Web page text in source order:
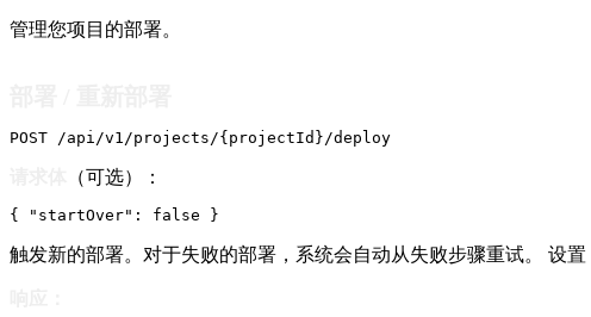
管理您项目的部署。
POST /api/v1/projects/{projectId}/deploy
（可选）：
{ "startOver": false }
触发新的部署。对于失败的部署，系统会自动从失败步骤重试。 设置